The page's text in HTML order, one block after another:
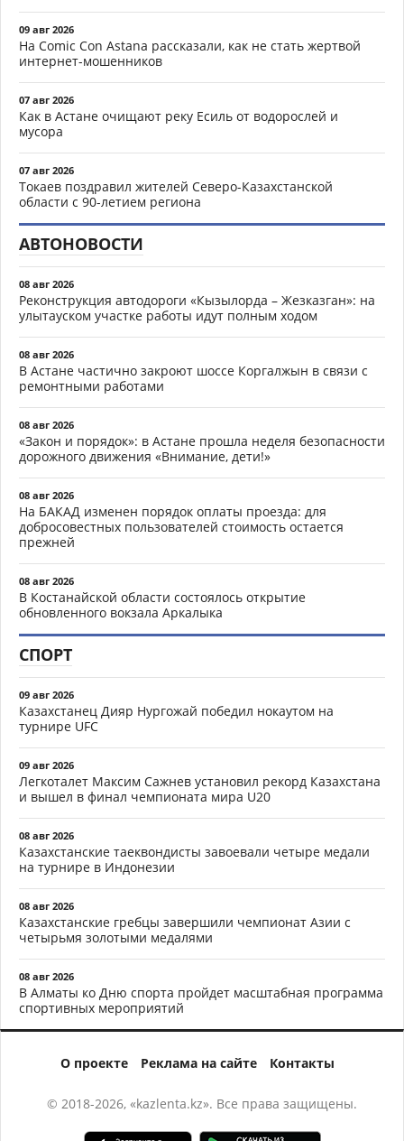
09 авг 2026
На Comic Con Astana рассказали, как не стать жертвой
интернет-мошенников
07 авг 2026
Как в Астане очищают реку Есиль от водорослей и
мусора
07 авг 2026
Токаев поздравил жителей Северо-Казахстанской
области с 90-летием региона
АВТОНОВОСТИ
08 авг 2026
Реконструкция автодороги «Кызылорда – Жезказган»: на
улытауском участке работы идут полным ходом
08 авг 2026
В Астане частично закроют шоссе Коргалжын в связи с
ремонтными работами
08 авг 2026
«Закон и порядок»: в Астане прошла неделя безопасности
дорожного движения «Внимание, дети!»
08 авг 2026
На БАКАД изменен порядок оплаты проезда: для
добросовестных пользователей стоимость остается
прежней
08 авг 2026
В Костанайской области состоялось открытие
обновленного вокзала Аркалыка
СПОРТ
09 авг 2026
Казахстанец Дияр Нургожай победил нокаутом на
турнире UFC
09 авг 2026
Легкоталет Максим Сажнев установил рекорд Казахстана
и вышел в финал чемпионата мира U20
08 авг 2026
Казахстанские таеквондисты завоевали четыре медали
на турнире в Индонезии
08 авг 2026
Казахстанские гребцы завершили чемпионат Азии с
четырьмя золотыми медалями
08 авг 2026
В Алматы ко Дню спорта пройдет масштабная программа
спортивных мероприятий
О проекте Реклама на сайте Контакты
© 2018-2026, «kazlenta.kz». Все права защищены.